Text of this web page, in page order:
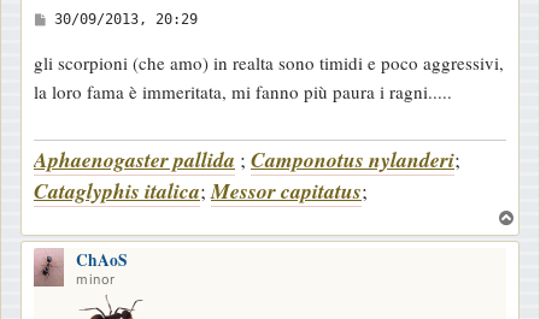
M
s
s
g
g
o
30/09/2013, 20:29
gli scorpioni (che amo) in realta sono timidi e poco aggressivi,
la loro fama è immeritata, mi fanno più paura i ragni.....
Aphaenogaster pallida ; Camponotus nylanderi;
Cataglyphis italica;Messor capitatus;
o
ChAoS
minor